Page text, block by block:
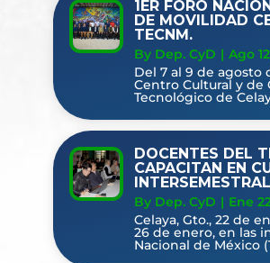
1ER FORO
DE MOVILIDAD
TECNM.
By Dep. CyD | Ago
Del 7 al 9 de agosto
Centro Cultural y
Tecnológico de
DOCENTES DEL
CAPACITAN EN
By Dep. CyD | Ene
Celaya, Gto., 22 de
26 de enero, en las
Nacional de México